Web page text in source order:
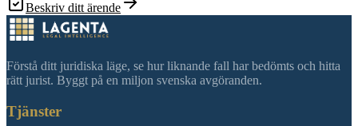
Beskriv ditt ärende
Förstå ditt juridiska läge, se hur liknande fall har bedömts och hitta
rätt jurist. Byggt på en miljon svenska avgöranden.
Tjänster